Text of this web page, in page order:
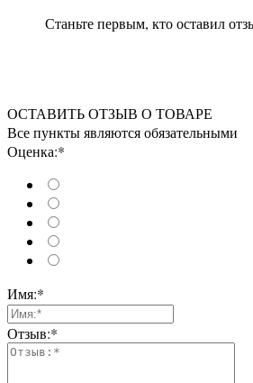
Станьте первым, кто оставил
ОСТАВИТЬ ОТЗЫВ О ТОВАРЕ
Все пункты являются обязательными
Оценка:*
Имя:*
Отзыв:*